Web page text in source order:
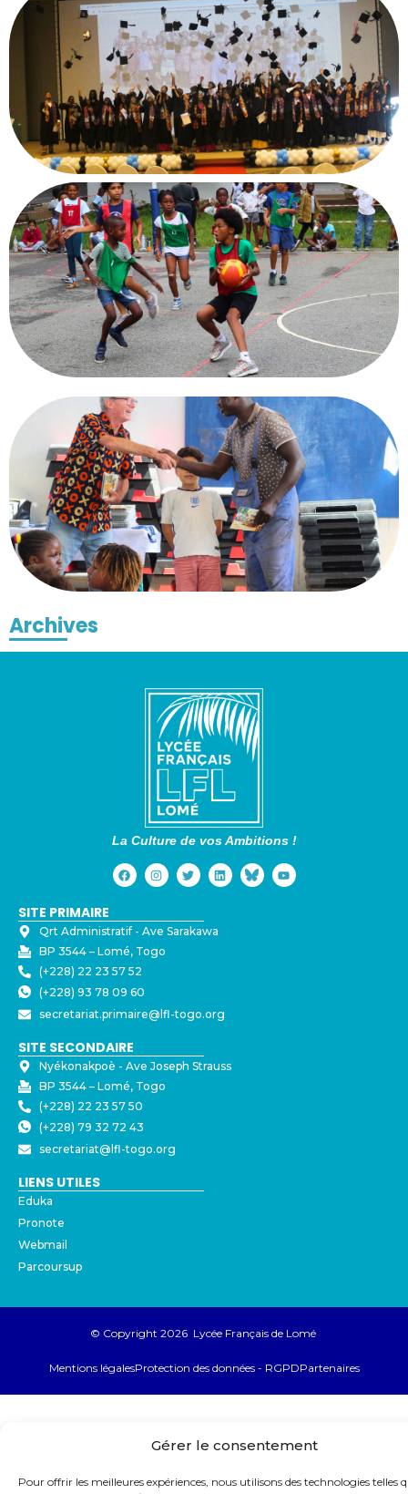
Gérer le consentement
Pour offrir les meilleures expériences, nous utilisons des technologies telles
Archives
La Culture de vos Ambitions !
SITE PRIMAIRE
Qrt Administratif - ⁠Ave Sarakawa
BP 3544 – Lomé, Togo
(+228) 22 23 57 52
(+228) 93 78 09 60
secretariat.primaire@lfl-togo.org
SITE SECONDAIRE
Nyékonakpoè - ⁠Ave Joseph Strauss
BP 3544 – Lomé, Togo
(+228) 22 23 57 50
(+228) 79 32 72 43
secretariat@lfl-togo.org
LIENS UTILES
Eduka
Pronote
Webmail
Parcoursup
© Copyright 2026 Lycée Français de Lomé
Mentions légalesProtection des données - RGPDPartenaires